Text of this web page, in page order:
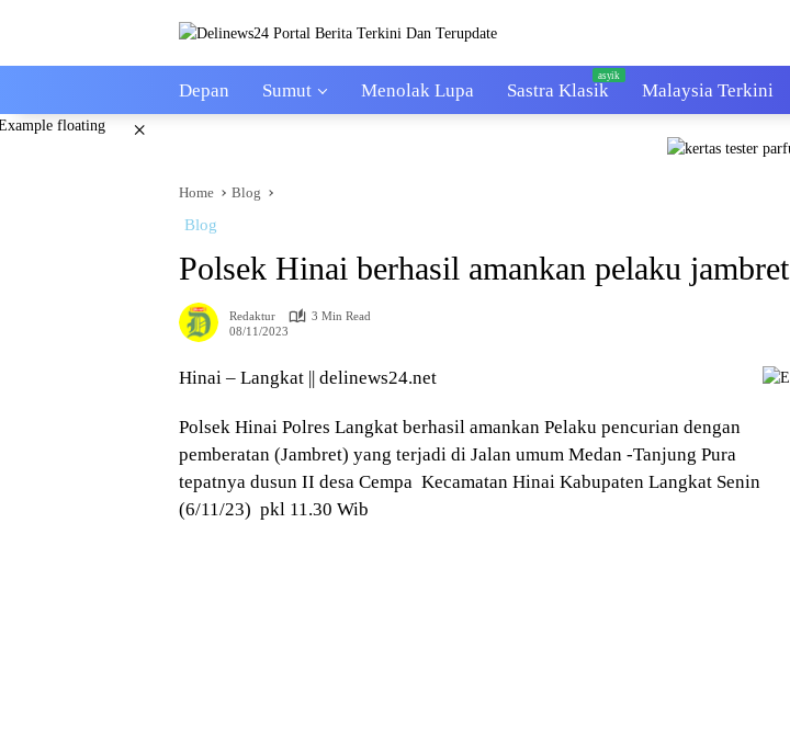
Depan Sumut Menolak Lupa Sastra Klasik Malaysia Terkini
×
Home Blog
Blog
Polsek Hinai berhasil amankan pelaku jambret
Redaktur
3 Min Read
08/11/2023
Hinai – Langkat || delinews24.net
Polsek Hinai Polres Langkat berhasil amankan Pelaku pencurian dengan
pemberatan (Jambret) yang terjadi di Jalan umum Medan -Tanjung Pura
tepatnya dusun II desa Cempa Kecamatan Hinai Kabupaten Langkat Senin
(6/11/23) pkl 11.30 Wib